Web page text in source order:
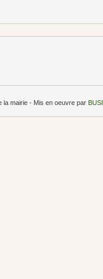
la mairie - Mis en oeuvre par